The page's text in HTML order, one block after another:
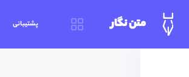
متن نگار پشتیبانی